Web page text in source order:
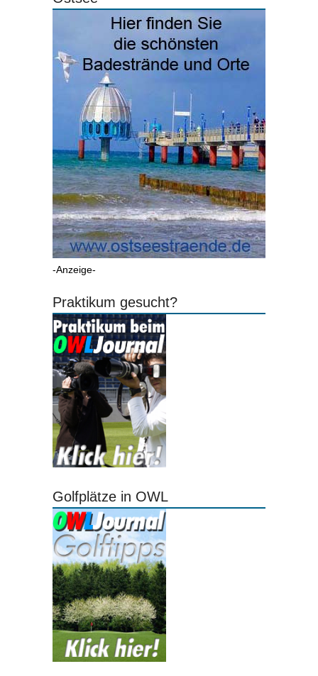
-Anzeige-
Praktikum gesucht?
Golfplätze in OWL